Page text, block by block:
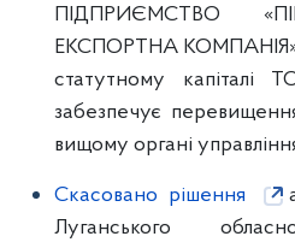
ПІДПРИЄМСТВО
ЕКСПОРТНА КОМПАНІЯ»
статутному капіталі
забезпечує
вищому органі
Скасовано рішення
Луганського